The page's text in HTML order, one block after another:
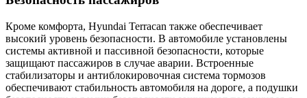
Кроме комфорта, Hyundai Terracan также обеспечивает
высокий уровень безопасности. В автомобиле установлены
системы активной и пассивной безопасности, которые
защищают пассажиров в случае аварии. Встроенные
стабилизаторы и антиблокировочная система тормозов
обеспечивают стабильность автомобиля на дороге, а подушки